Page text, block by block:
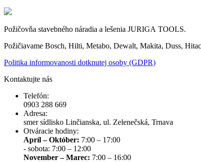
Požičovňa stavebného náradia a lešenia JURIGA TOOLS.
Požičiavame Bosch, Hilti, Metabo, Dewalt, Makita, Duss,
Politika informovanosti dotknutej osoby (GDPR)
Kontaktujte nás
Telefón:
0903 288 669
Adresa:
smer sídlisko Linčianska, ul. Zelenečská, Trnava
Otváracie hodiny:
Apríl – Október: 7:00 – 17:00
- sobota: 7:00 – 12:00
November – Marec: 7:00 – 16:00